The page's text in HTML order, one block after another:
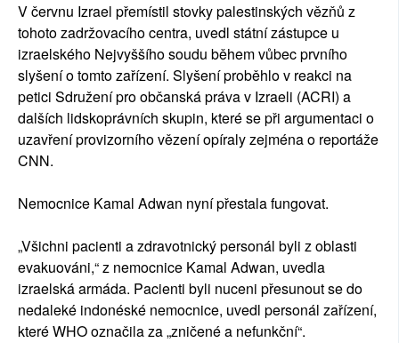
V červnu Izrael přemístil stovky palestinských vězňů z
tohoto zadržovacího centra, uvedl státní zástupce u
izraelského Nejvyššího soudu během vůbec prvního
slyšení o tomto zařízení. Slyšení proběhlo v reakci na
petici Sdružení pro občanská práva v Izraeli (ACRI) a
dalších lidskoprávních skupin, které se při argumentaci o
uzavření provizorního vězení opíraly zejména o reportáže
CNN.
Nemocnice Kamal Adwan nyní přestala fungovat.
„Všichni pacienti a zdravotnický personál byli z oblasti
evakuováni,“ z nemocnice Kamal Adwan, uvedla
izraelská armáda. Pacienti byli nuceni přesunout se do
nedaleké indonéské nemocnice, uvedl personál zařízení,
které WHO označila za „zničené a nefunkční“.